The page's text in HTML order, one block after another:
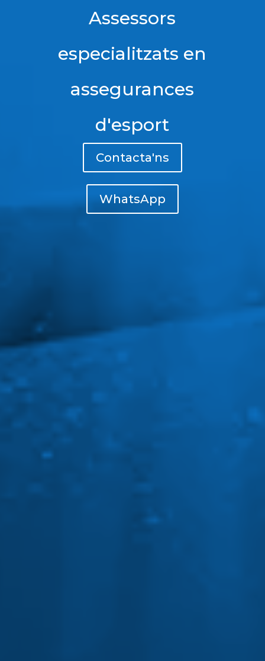
Assessors
especialitzats en
assegurances
d'esport
Contacta'ns
WhatsApp